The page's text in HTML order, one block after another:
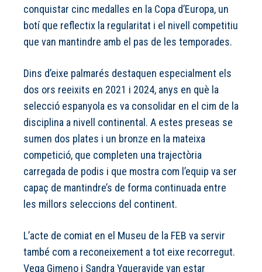
conquistar cinc medalles en la Copa d’Europa, un
botí que reflectix la regularitat i el nivell competitiu
que van mantindre amb el pas de les temporades.
Dins d’eixe palmarés destaquen especialment els
dos ors reeixits en 2021 i 2024, anys en què la
selecció espanyola es va consolidar en el cim de la
disciplina a nivell continental. A estes preseas se
sumen dos plates i un bronze en la mateixa
competició, que completen una trajectòria
carregada de podis i que mostra com l’equip va ser
capaç de mantindre’s de forma continuada entre
les millors seleccions del continent.
L’acte de comiat en el Museu de la FEB va servir
també com a reconeixement a tot eixe recorregut.
Vega Gimeno i Sandra Ygueravide van estar